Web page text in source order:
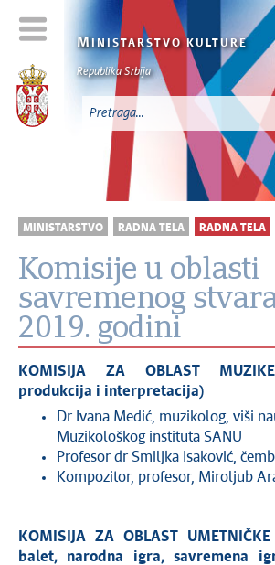
M INISTARSTVO KULTURE
Republika Srbija
MINISTARSTVO RADNA TELA RADNA TELA
Komisije u oblasti
savremenog
2019. godini
KOMISIJA ZA OBLAST
produkcija i interpretacija)
Dr Ivana Medić, muzikolog, viši
Muzikološkog instituta SANU
Profesor dr Smiljka Isaković,
Kompozitor, profesor, Miroljub
KOMISIJA ZA OBLAST
balet, narodna igra, savremena